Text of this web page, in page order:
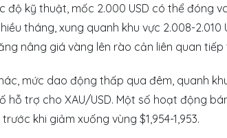
độ kỹ thuật, mốc 2.000 USD có thể đóng
tháng, xung quanh khu vực 2.008-
nâng giá vàng lên rào cản liên quan tiếp
mức dao động thấp qua đêm, quanh
hỗ trợ cho XAU/USD. Một số hoạt động
trước khi giảm xuống vùng $1,954-1,953.